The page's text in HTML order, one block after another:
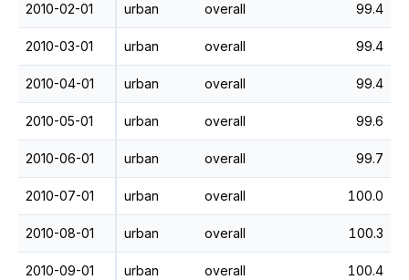
2010-02-01 urban overall 99.4
2010-03-01 urban overall 99.4
2010-04-01 urban overall 99.4
2010-05-01 urban overall 99.6
2010-06-01 urban overall 99.7
2010-07-01 urban overall 100.0
2010-08-01 urban overall 100.3
2010-09-01 urban overall 100.4